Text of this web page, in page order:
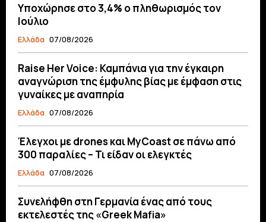
Υποχώρησε στο 3,4% ο πληθωρισμός τον
Ιούλιο
Ελλάδα 07/08/2026
Raise Her Voice: Καμπάνια για την έγκαιρη
αναγνώριση της έμφυλης βίας με έμφαση στις
γυναίκες με αναπηρία
Ελλάδα 07/08/2026
Έλεγχοι με drones και MyCoast σε πάνω από
300 παραλίες – Τι είδαν οι ελεγκτές
Ελλάδα 07/08/2026
Συνελήφθη στη Γερμανία ένας από τους
εκτελεστές της «Greek Mafia»